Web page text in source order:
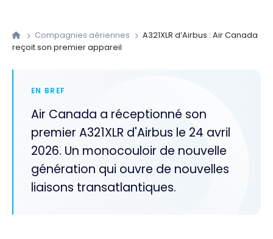
Compagnies aériennes
A321XLR d’Airbus : Air Canada
reçoit son premier appareil
EN BREF
Air Canada a réceptionné son
premier A321XLR d'Airbus le 24 avril
2026. Un monocouloir de nouvelle
génération qui ouvre de nouvelles
liaisons transatlantiques.